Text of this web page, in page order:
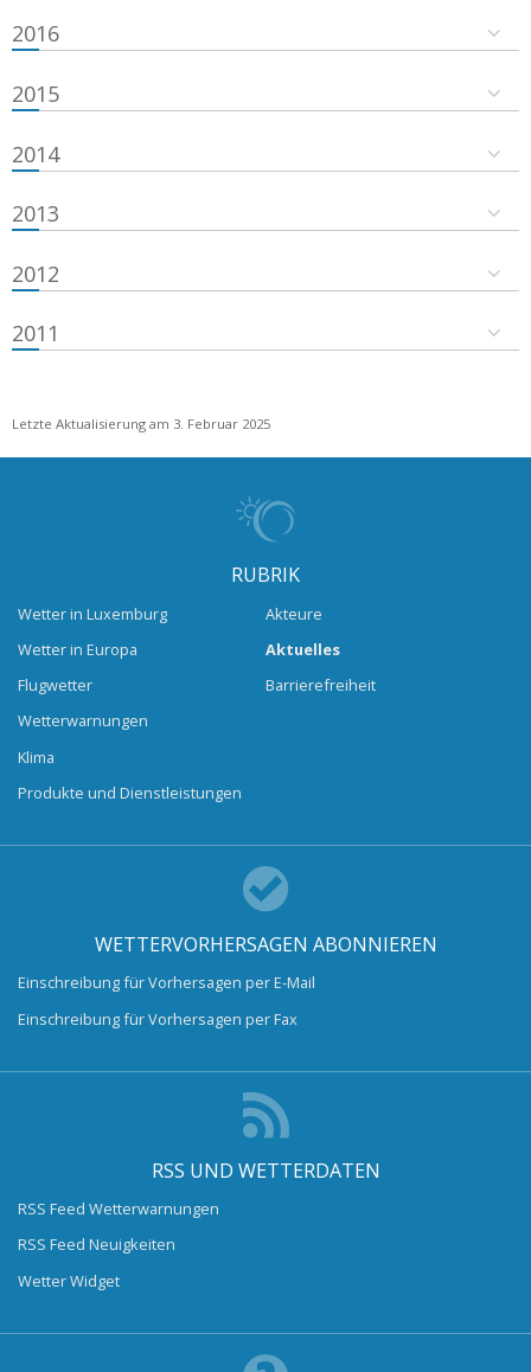
2016
2015
2014
2013
2012
2011
Letzte Aktualisierung am 3. Februar 2025
RUBRIK
Wetter in Luxemburg
Wetter in Europa
Flugwetter
Wetterwarnungen
Klima
Produkte und Dienstleistungen
Akteure
Aktuelles
Barrierefreiheit
WETTERVORHERSAGEN ABONNIEREN
Einschreibung für Vorhersagen per E-Mail
Einschreibung für Vorhersagen per Fax
RSS UND WETTERDATEN
RSS Feed Wetterwarnungen
RSS Feed Neuigkeiten
Wetter Widget